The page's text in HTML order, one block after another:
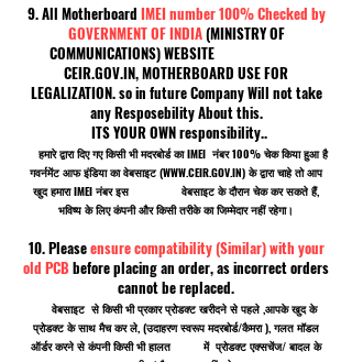
9. All Motherboard IMEI number 100% Checked by
GOVERNMENT OF INDIA(MINISTRY OF
COMMUNICATIONS) WEBSITE
CEIR.GOV.IN, MOTHERBOARD USE FOR
LEGALIZATION. so in future Company Will not take
any Resposebility About this.
ITS YOUR OWN responsibility..
हमारे द्वारा दिए गए किसी भी मदरबोर्ड का IMEI नंबर 100% चेक किया हुआ है
गवर्नमेंट आफ इंडिया का वेबसाइट (WWW.CEIR.GOV.IN) के द्वारा चाहे तो आप
खुद हमारा IMEI नंबर इस वेबसाइट के दौरान चेक कर सकते हैं,
भविष्य के लिए कंपनी और किसी तरीके का जिम्मेदार नहीं रहेगा।
10. Pleaseensure compatibility (Similar) with your
old PCBbefore placing an order, as incorrect orders
cannot be replaced.
वेबसाइट से किसी भी प्रकार प्रोडक्ट खरीदने से पहले ,आपके खुद के
प्रोडक्ट के साथ मैच कर ले, (उदाहरण स्वरूप मदरबोर्ड/कैमरा ), गलत मॉडल
ऑर्डर करने से कंपनी किसी भी हालत में प्रोडक्ट एक्सचेंज/ बादल के